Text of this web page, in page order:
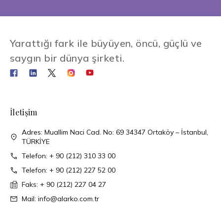
Yarattığı fark ile büyüyen, öncü, güçlü ve
saygın bir dünya şirketi.
İletişim
Adres: Muallim Naci Cad. No: 69 34347 Ortaköy – İstanbul,
TÜRKİYE
Telefon: + 90 (212) 310 33 00
Telefon: + 90 (212) 227 52 00
Faks: + 90 (212) 227 04 27
Mail: info@alarko.com.tr